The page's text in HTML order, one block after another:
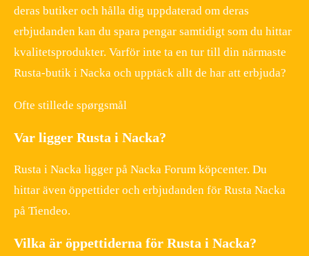
deras butiker och hålla dig uppdaterad om deras
erbjudanden kan du spara pengar samtidigt som du hittar
kvalitetsprodukter. Varför inte ta en tur till din närmaste
Rusta-butik i Nacka och upptäck allt de har att erbjuda?
Ofte stillede spørgsmål
Var ligger Rusta i Nacka?
Rusta i Nacka ligger på Nacka Forum köpcenter. Du
hittar även öppettider och erbjudanden för Rusta Nacka
på Tiendeo.
Vilka är öppettiderna för Rusta i Nacka?